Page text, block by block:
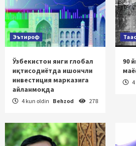
Эътироф
Ўзбекистон янги глобал
иқтисодиётда ишончли
инвестиция марказига
айланмоқда
4 kun oldin Behzod 278
90